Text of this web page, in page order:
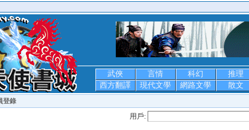
武俠 言情 科幻 推理
西方翻譯
現代文學 網路文學 散文
登錄
用戶: